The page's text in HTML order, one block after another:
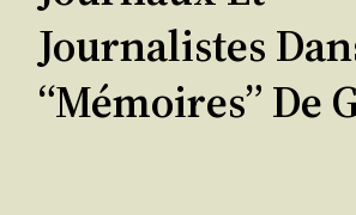
Journalistes
“Mémoires” De